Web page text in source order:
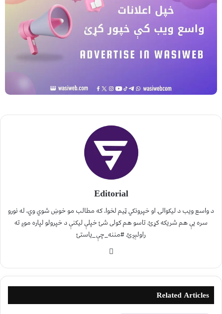
Editorial
د واسع ویب د لیکوالۍ او خپرونکي ټیم لخوا. که مطالب مو خوښ شوي وي، له نورو
سره یې هم شریکه کړئ. تاسو هم کولی شئ خپلې لیکنې د خپرولو لپاره موږ ته
راولېږئ. #مننه_چې_یاستئ
Related Articles